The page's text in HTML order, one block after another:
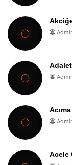
Acele